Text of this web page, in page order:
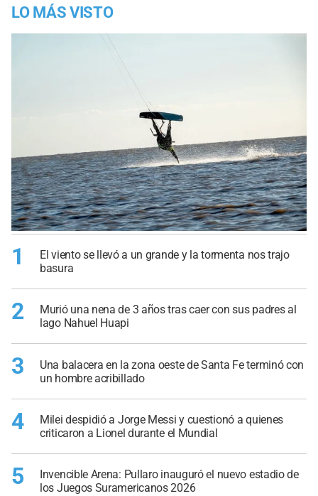
LO MÁS VISTO
1
El viento se llevó a un grande y la tormenta nos trajo
basura
2
Murió una nena de 3 años tras caer con sus padres al
lago Nahuel Huapi
3
Una balacera en la zona oeste de Santa Fe terminó con
un hombre acribillado
4
Milei despidió a Jorge Messi y cuestionó a quienes
criticaron a Lionel durante el Mundial
5
Invencible Arena: Pullaro inauguró el nuevo estadio de
los Juegos Suramericanos 2026